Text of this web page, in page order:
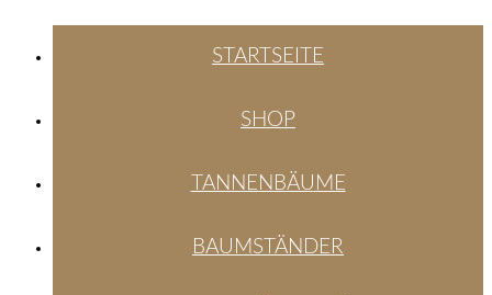
STARTSEITE
SHOP
TANNENBÄUME
BAUMSTÄNDER